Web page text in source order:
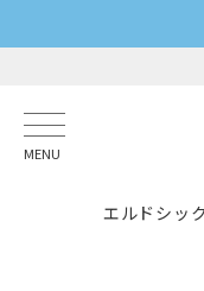
MENU
エルドシック